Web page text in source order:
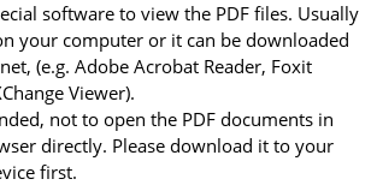
software to view the PDF files. Usually
your computer or it can be downloaded
(e.g. Adobe Acrobat Reader, Foxit
Viewer).
not to open the PDF documents in
directly. Please download it to your
first.